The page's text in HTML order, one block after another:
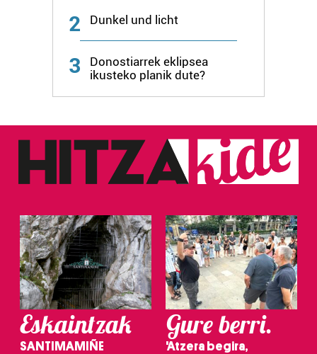
2 Dunkel und licht
3
Donostiarrek eklipsea
ikusteko planik dute?
Eskaintzak
SANTIMAMIÑE
Gure berri.
'Atzera begira,